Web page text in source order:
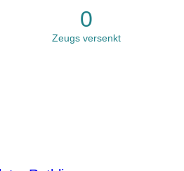
0
Zeugs versenkt